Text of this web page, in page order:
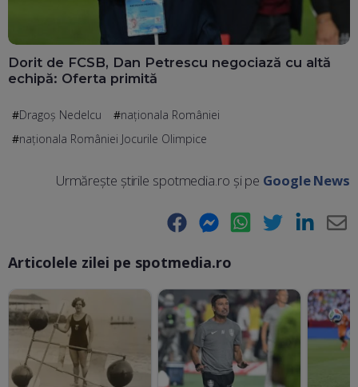
Dorit de FCSB, Dan Petrescu negociază cu altă
echipă: Oferta primită
Dragoș Nedelcu
naționala României
naționala României Jocurile Olimpice
Urmărește știrile spotmedia.ro și pe Google News
Facebook Messenger WhatsApp Twitter LinkedIn
Articolele zilei pe spotmedia.ro